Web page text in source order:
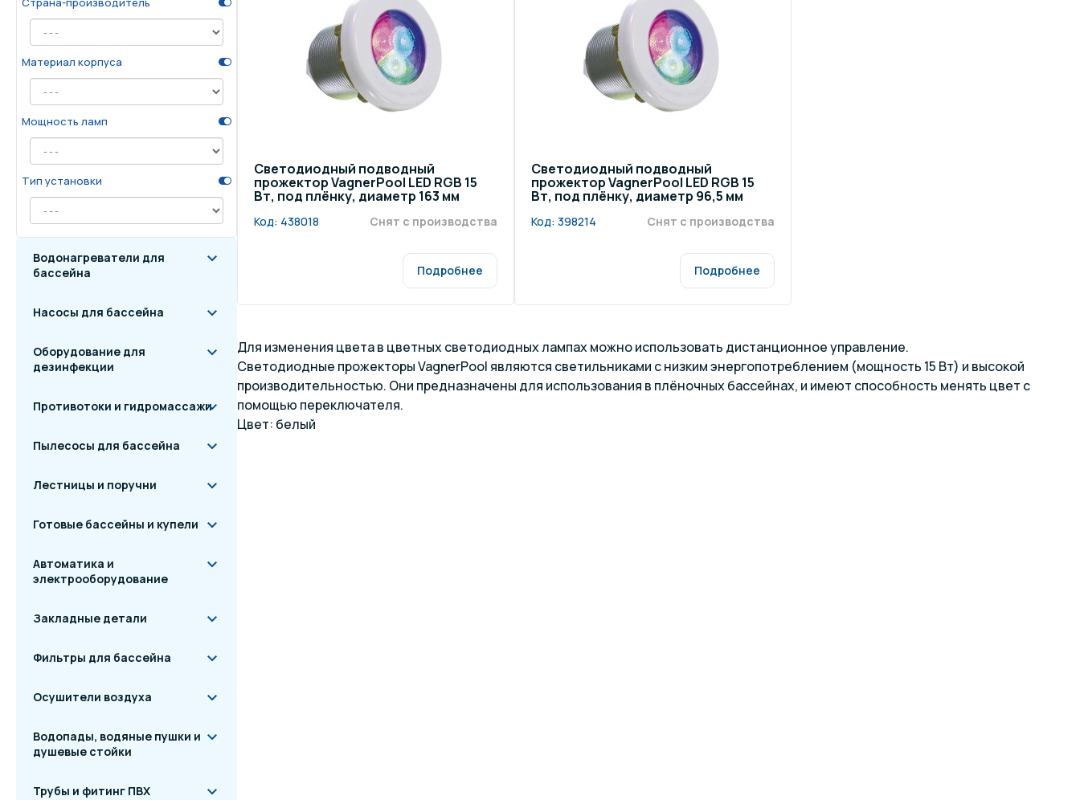
Освещение и подсветка для
бассейна
Измерение параметров воды
Отделочные материалы Строительные материалы
Материал корпуса
Мощность ламп
Тип установки
Водонагреватели для
бассейна
Насосы для бассейна
Оборудование для
дезинфекции
Противотоки и гидромассажи
Пылесосы для бассейна
Лестницы и поручни
Готовые бассейны и купели
Автоматика и
электрооборудование
Закладные детали
Фильтры для бассейна
Осушители воздуха
Водопады, водяные пушки и
душевые стойки
Трубы и фитинг ПВХ
Светодиодный подводный
прожектор VagnerPool LED RGB 15
Вт, под плёнку, диаметр 163 мм
Код: 438018 Снят с производства
Подробнее
Светодиодный подводный
прожектор VagnerPool LED RGB 15
Вт, под плёнку, диаметр 96,5 мм
Код: 398214 Снят с производства
Подробнее
Для изменения цвета в цветных светодиодных лампах можно использовать дистанционное управление.
Светодиодные прожекторы VagnerPool являются светильниками с низким энергопотреблением (мощность 15 Вт) и высокой
производительностью. Они предназначены для использования в плёночных бассейнах, и имеют способность менять цвет с
помощью переключателя.
Цвет: белый